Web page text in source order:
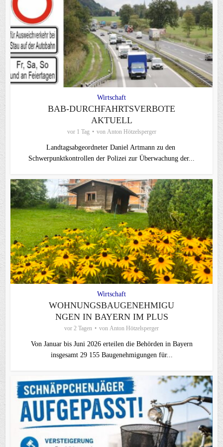
Wirtschaft
BAB-DURCHFAHRTSVERBOTE
AKTUELL
vor 1 Tag von Anton Hötzelsperger
Landtagsabgeordneter Daniel Artmann zu den
Schwerpunktkontrollen der Polizei zur Überwachung der...
Wirtschaft
WOHNUNGSBAUGENEHMIGU
NGEN IN BAYERN IM PLUS
vor 2 Tagen von Anton Hötzelsperger
Von Januar bis Juni 2026 erteilen die Behörden in Bayern
insgesamt 29 155 Baugenehmigungen für...